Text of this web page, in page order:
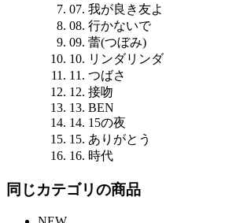
07. 我が良き友よ
08. 行かないで
09. 蕾(つぼみ)
10. リンダリンダ
11. つばさ
12. 接吻
13. BEN
14. 15の夜
15. ありがとう
16. 時代
同じカテゴリの商品